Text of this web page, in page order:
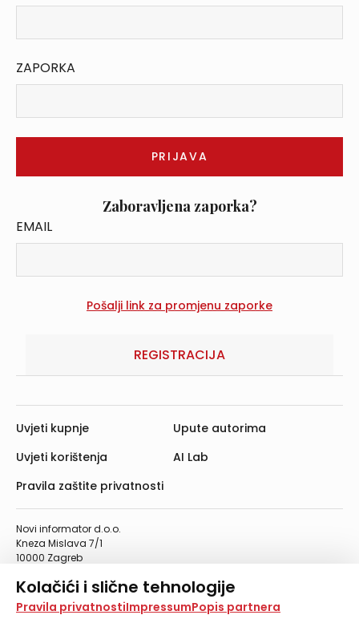
Kolačići i slične tehnologije
Na našoj web stranici koristimo kolačiće i slične
Pravila privatnostiImpressumPopis partnera
ZAPORKA
Zaboravljena zaporka?
EMAIL
REGISTRACIJA
Novi informator d.o.o.
Kneza Mislava 7/1
10000 Zagreb
Telefaks: 01/4612-553
info@informator.hr
Uvjeti kupnje
Uvjeti korištenja
Pravila zaštite privatnosti
Upute autorima
AI Lab